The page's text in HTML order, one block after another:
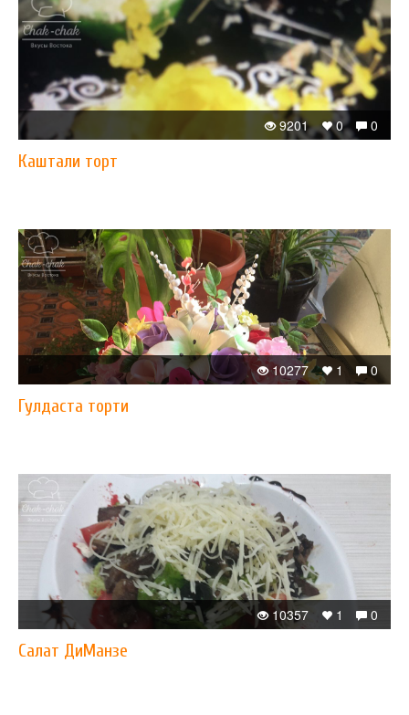
0
0
9201
Каштали торт
0
1
10277
Гулдаста торти
0
1
10357
Салат ДиМанзе